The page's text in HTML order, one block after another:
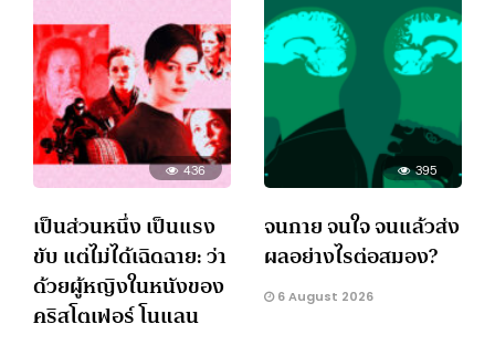
436
เป็นส่วนหนึ่ง เป็นแรง
ขับ แต่ไม่ได้เฉิดฉาย: ว่า
ด้วยผู้หญิงในหนังของ
คริสโตเฟอร์ โนแลน
395
จนกาย จนใจ จนแล้วส่ง
ผลอย่างไรต่อสมอง?
6 August 2026